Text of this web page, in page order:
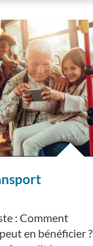
: Comment
en bénéficier ?